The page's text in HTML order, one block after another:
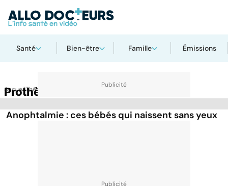
Santé Bien-être Famille Émissions
AccueilThématiques
Prothèse d'oeil
Anophtalmie : ces bébés qui naissent sans yeux